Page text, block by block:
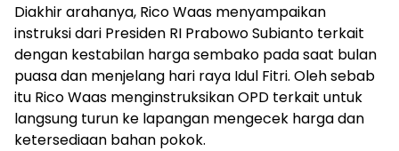
Diakhir arahanya, Rico Waas menyampaikan
instruksi dari Presiden RI Prabowo Subianto terkait
dengan kestabilan harga sembako pada saat bulan
puasa dan menjelang hari raya Idul Fitri. Oleh sebab
itu Rico Waas menginstruksikan OPD terkait untuk
langsung turun ke lapangan mengecek harga dan
ketersediaan bahan pokok.